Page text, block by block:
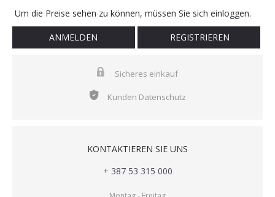
Um die Preise sehen zu können, müssen Sie sich einloggen.
ANMELDEN REGISTRIEREN
Sicheres einkauf
Kunden Datenschutz
KONTAKTIEREN SIE UNS
+ 387 53 315 000